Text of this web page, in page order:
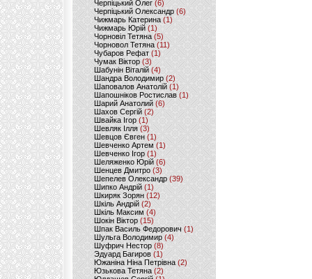
Черпіцький Олег (6)
Черпіцький Олександр (6)
Чижмарь Катерина (1)
Чижмарь Юрій (1)
Чорновіл Тетяна (5)
Чорновол Тетяна (11)
Чубаров Рефат (1)
Чумак Віктор(3)
Шабунін Віталій (4)
Шандра Володимир (2)
Шаповалов Анатолій(1)
Шапошніков Ростислав(1)
Шарий Анатолий(6)
Шахов Сергій(2)
Швайка Ігор (1)
Шевляк Ілля (3)
Шевцов Євген (1)
Шевченко Артем(1)
Шевченко Ігор(1)
Шеляженко Юрій (6)
Шенцев Дмитро (3)
Шепелев Олександр (39)
Шипко Андрій(1)
Шкиряк Зорян(12)
Шкіль Андрій(2)
Шкіль Максим (4)
Шокін Віктор (15)
Шпак Василь Федорович (1)
Шульга Володимир (4)
Шуфрич Нестор(8)
Эдуард Багиров (1)
Южаніна Ніна Петрівна (2)
Юзькова Тетяна(2)